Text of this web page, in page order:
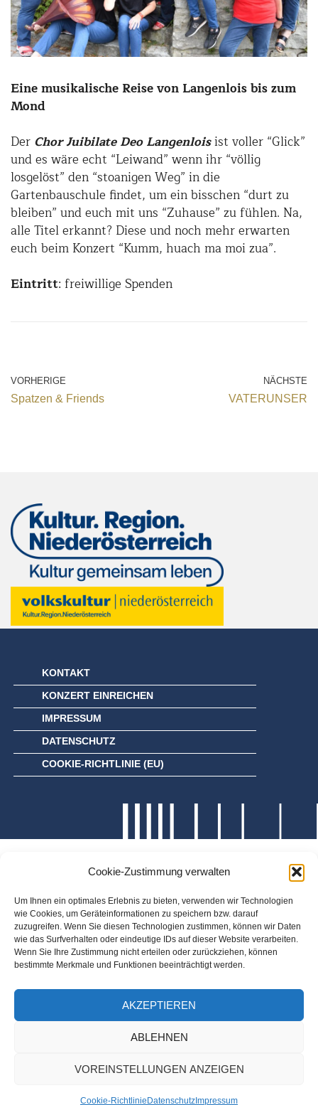
Cookie-Zustimmung verwalten
Um Ihnen ein optimales Erlebnis zu bieten, verwenden wir Technologien
wie Cookies, um Geräteinformationen zu speichern bzw. darauf
zuzugreifen. Wenn Sie diesen Technologien zustimmen, können wir Daten
wie das Surfverhalten oder eindeutige IDs auf dieser Website verarbeiten.
Wenn Sie Ihre Zustimmung nicht erteilen oder zurückziehen, können
bestimmte Merkmale und Funktionen beeinträchtigt werden.
AKZEPTIEREN
ABLEHNEN
VOREINSTELLUNGEN ANZEIGEN
Cookie-Richtlinie Datenschutz Impressum
Eine musikalische Reise von Langenlois bis zum
Mond
Der Chor Juibilate Deo Langenloisist voller “Glick”
und es wäre echt “Leiwand” wenn ihr “völlig
losgelöst” den “stoanigen Weg” in die
Gartenbauschule findet, um ein bisschen “durt zu
bleiben” und euch mit uns “Zuhause” zu fühlen. Na,
alle Titel erkannt? Diese und noch mehr erwarten
euch beim Konzert “Kumm, huach ma moi zua”.
Eintritt: freiwillige Spenden
VORHERIGE
Spatzen & Friends
NÄCHSTE
VATERUNSER
KONTAKT
KONZERT EINREICHEN
IMPRESSUM
DATENSCHUTZ
COOKIE-RICHTLINIE (EU)